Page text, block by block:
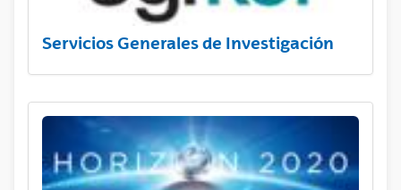
Servicios Generales de Investigación